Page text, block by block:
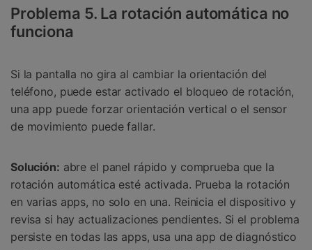
Problema 5. La rotación automática no
funciona
Si la pantalla no gira al cambiar la orientación del
teléfono, puede estar activado el bloqueo de rotación,
una app puede forzar orientación vertical o el sensor
de movimiento puede fallar.
Solución: abre el panel rápido y comprueba que la
rotación automática esté activada. Prueba la rotación
en varias apps, no solo en una. Reinicia el dispositivo y
revisa si hay actualizaciones pendientes. Si el problema
persiste en todas las apps, usa una app de diagnóstico